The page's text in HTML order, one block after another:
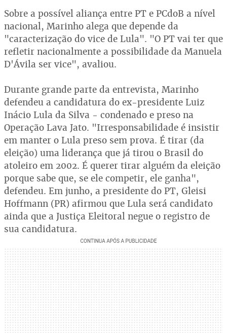
Sobre a possível aliança entre PT e PCdoB a nível
nacional, Marinho alega que depende da
"caracterização do vice de Lula". "O PT vai ter que
refletir nacionalmente a possibilidade da Manuela
D'Ávila ser vice", avaliou.
Durante grande parte da entrevista, Marinho
defendeu a candidatura do ex-presidente Luiz
Inácio Lula da Silva - condenado e preso na
Operação Lava Jato. "Irresponsabilidade é insistir
em manter o Lula preso sem prova. É tirar (da
eleição) uma liderança que já tirou o Brasil do
atoleiro em 2002. É querer tirar alguém da eleição
porque sabe que, se ele competir, ele ganha",
defendeu. Em junho, a presidente do PT, Gleisi
Hoffmann (PR) afirmou que Lula será candidato
ainda que a Justiça Eleitoral negue o registro de
sua candidatura.